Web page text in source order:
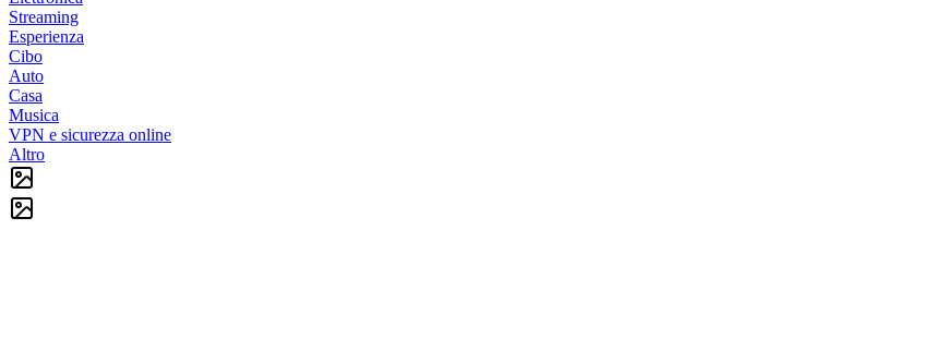
Streaming
Esperienza
Cibo
Auto
Casa
Musica
VPN e sicurezza online
Altro